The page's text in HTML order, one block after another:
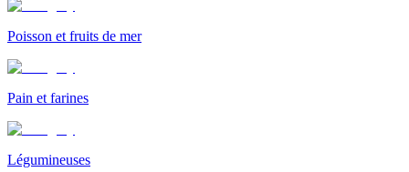
Poisson et fruits de mer
Pain et farines
Légumineuses